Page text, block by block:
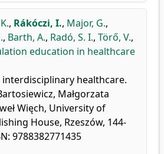
, Rákóczi, I., Major, G.,
, Barth, A., Radó, S. I., Törő, V.,
education in healthcare
healthcare.
Małgorzata
Więch, University of
House, Rzeszów, 144-
9788382771435